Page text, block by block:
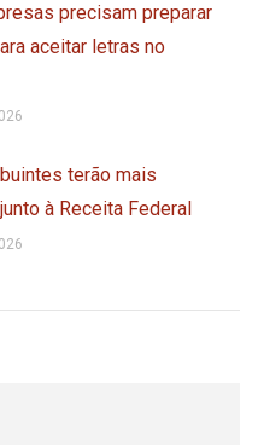
precisam preparar
aceitar letras no
terão mais
à Receita Federal